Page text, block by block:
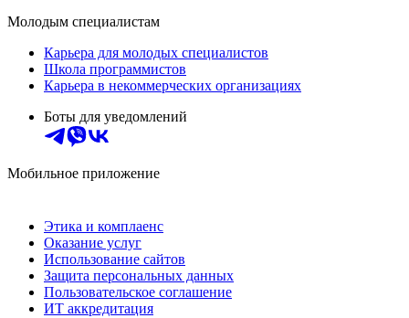
Молодым специалистам
Карьера для молодых специалистов
Школа программистов
Карьера в некоммерческих организациях
Боты для уведомлений
Мобильное приложение
Этика и комплаенс
Оказание услуг
Использование сайтов
Защита персональных данных
Пользовательское соглашение
ИТ аккредитация